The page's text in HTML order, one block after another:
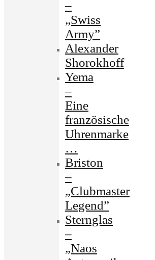
–
„Swiss
Army”
Alexander
Shorokhoff
Yema
–
Eine
französische
Uhrenmarke
…
Briston
–
„Clubmaster
Legend”
Sternglas
–
„Naos